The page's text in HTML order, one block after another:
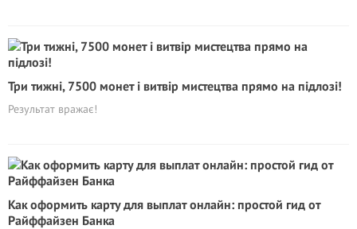
Три тижні, 7500 монет і витвір мистецтва прямо на підлозі!
Результат вражає!
Как оформить карту для выплат онлайн: простой гид от
Райффайзен Банка